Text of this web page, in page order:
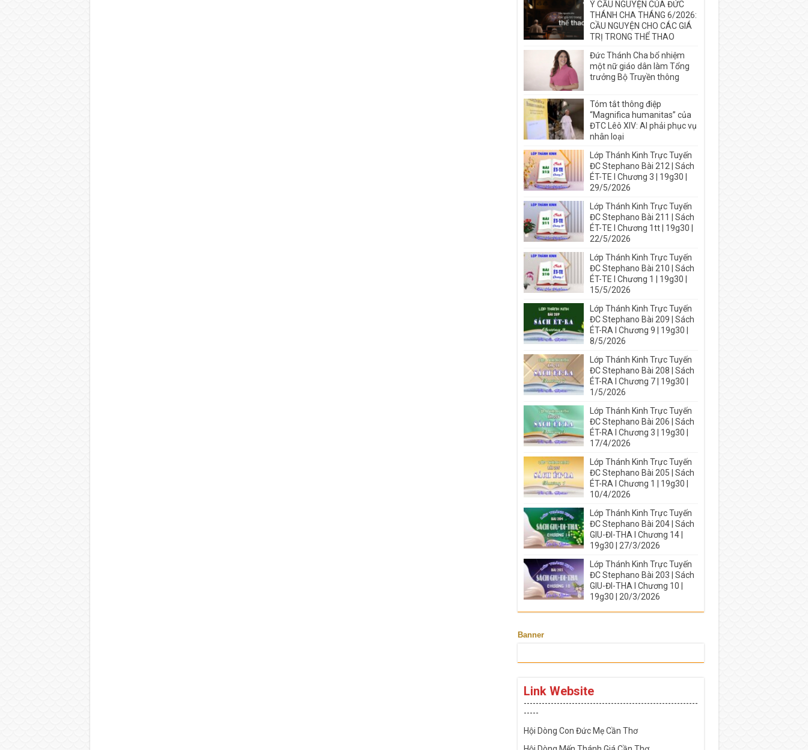
Ý CẦU NGUYỆN CỦA ĐỨC
THÁNH CHA THÁNG 6/2026:
CẦU NGUYỆN CHO CÁC GIÁ
TRỊ TRONG THỂ THAO
Đức Thánh Cha bổ nhiệm
một nữ giáo dân làm Tổng
trưởng Bộ Truyền thông
Tóm tắt thông điệp
“Magnifica humanitas” của
ĐTC Lêô XIV: AI phải phục vụ
nhân loại
Lớp Thánh Kinh Trực Tuyến
ĐC Stephano Bài 212 | Sách
ÉT-TE I Chương 3 | 19g30 |
29/5/2026
Lớp Thánh Kinh Trực Tuyến
ĐC Stephano Bài 211 | Sách
ÉT-TE I Chương 1tt | 19g30 |
22/5/2026
Lớp Thánh Kinh Trực Tuyến
ĐC Stephano Bài 210 | Sách
ÉT-TE I Chương 1 | 19g30 |
15/5/2026
Lớp Thánh Kinh Trực Tuyến
ĐC Stephano Bài 209 | Sách
ÉT-RA I Chương 9 | 19g30 |
8/5/2026
Lớp Thánh Kinh Trực Tuyến
ĐC Stephano Bài 208 | Sách
ÉT-RA I Chương 7 | 19g30 |
1/5/2026
Lớp Thánh Kinh Trực Tuyến
ĐC Stephano Bài 206 | Sách
ÉT-RA I Chương 3 | 19g30 |
17/4/2026
Lớp Thánh Kinh Trực Tuyến
ĐC Stephano Bài 205 | Sách
ÉT-RA I Chương 1 | 19g30 |
10/4/2026
Lớp Thánh Kinh Trực Tuyến
ĐC Stephano Bài 204 | Sách
GIU-ĐI-THA I Chương 14 |
19g30 | 27/3/2026
Lớp Thánh Kinh Trực Tuyến
ĐC Stephano Bài 203 | Sách
GIU-ĐI-THA I Chương 10 |
19g30 | 20/3/2026
Banner
Link Website
----------------------------------------------------------
-----
Hội Dòng Con Đức Mẹ Cần Thơ